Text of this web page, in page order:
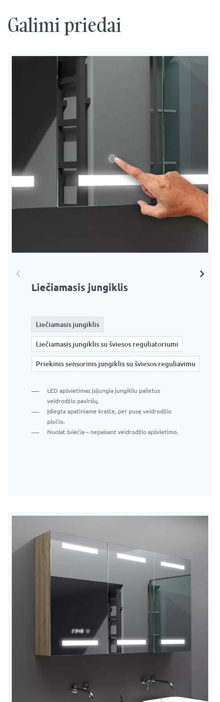
Galimi priedai
Liečiamasis jungiklis
Liečiamasis jungiklis
Liečiamasis jungiklis su šviesos reguliatoriumi
Priekinis sensorinis jungiklis su šviesos reguliavimu
LED apšvietimas įsijungia jungikliu palietus
veidrodžio paviršių.
Įdiegta apatiniame krašte, per pusę veidrodžio
pločio.
Nuolat šviečia – nepaisant veidrodžio apšvietimo.
Liečiamasis jungiklis su šviesos
Liečiamasis jungiklis
Liečiamasis jungiklis su šviesos reguliatoriumi
Įdiegta apatiniame krašte, per pusę veidrodžio
pločio.
Nuolat šviečia – nepaisant veidrodžio apšvietimo.
Trumpi paspaudimai įjungiami ir išjungiami.
Priekinis sensorinis jungiklis su
Liečiamasis jungiklis
Liečiamasis jungiklis su šviesos reguliatoriumi
Įdiegta veidrodžio priekyje, apatiniame krašte.
Apšvietimas įjungiamas perkeliant ranką prieš jutiklį.
Paspauskite ir palaikykite jungiklį, kad
pritemdytumėte arba pašviesintumėte apšvietimą